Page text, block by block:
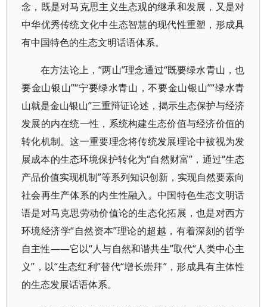
念，既是对马克思主义生态观的继承和发展，又是对
中华优秀传统文化中生态智慧的现代性重塑，形成具
有中国特色的生态文明话语体系。
在方法论上，“两山”理念通过“既要绿水青山，也
要金山银山”“宁要绿水青山，不要金山银山”“绿水青
山就是金山银山”三重辩证论述，揭示生态保护与经济
发展的内在统一性，系统构建生态价值与经济价值的
转化机制。这一重要理念将传统发展理论中被视为发
展成本的生态环境保护转化为“自然财富”，通过“生态
产品价值实现机制”等系列知识创新，实现自然要素向
社会再生产体系的内生性融入。中国特色生态文明话
语是对马克思劳动价值论的生态化拓展，也是对西方
环境经济学“自然资本”理论的超越，有着深刻的哲学
自主性——它以“人与自然和谐共生”取代“人类中心主
义”，以“生态红利”替代“增长崇拜”，形成具有主体性
的生态发展话语体系。